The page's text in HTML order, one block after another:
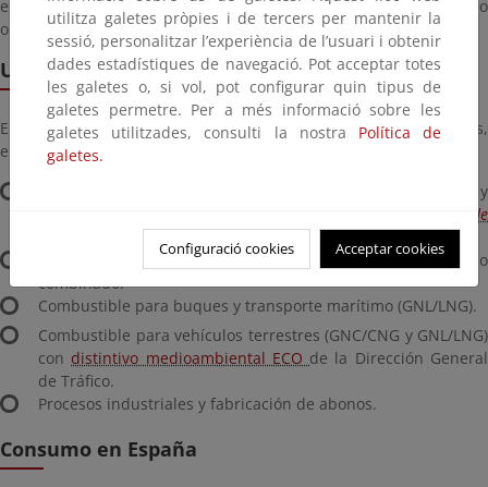
está llamada a convertirse en el principal mercado
organizado ("hub" ) de gas natural licuado de Europa.
Usos y aplicaciones
El gas natural se utiliza como fuente de energía para varios usos,
entre los que destacan:
Calefacción, aire acondicionado, agua caliente sanitaria y
Consejos de
asociados).
Generación de electricidad a través de las centrales de ciclo
combinado.
Combustible para buques y transporte marítimo (GNL/LNG).
Combustible para vehículos terrestres (GNC/CNG y GNL/LNG)
con distintivo medioambiental ECO de la Dirección General
de Tráfico.
Procesos industriales y fabricación de abonos.
Consumo en España
utilitza galetes pròpies i de tercers per mantenir la
sessió, personalitzar l’experiència de l’usuari i obtenir
dades estadístiques de navegació. Pot acceptar totes
les galetes o, si vol, pot configurar quin tipus de
galetes permetre. Per a més informació sobre les
galetes utilitzades, consulti la nostra Política de
galetes.
Configuració cookies Acceptar cookies